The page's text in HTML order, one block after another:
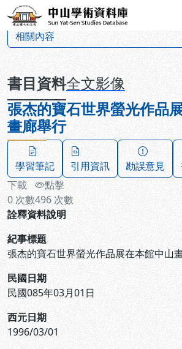
跳到主要內容
中山學術資料庫
相關內容
書目資料全文影像
張杰的寶石世界螢光作品
畫廊舉行
學習筆記 引用資訊 勘誤意見
下載
0 次數
點擊
496 次數
詮釋資料說明
紀事標題
張杰的寶石世界螢光作品展在本館中山
民國日期
民國085年03月01日
西元日期
1996/03/01